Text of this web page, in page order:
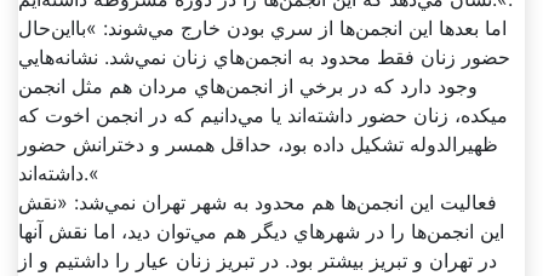
اما بعد‌ها اين انجمن‌ها از سري بودن خارج مي‌شوند: »بااين‌حال
حضور زنان فقط محدود به انجمن‌هاي زنان نمي‌شد. نشانه‌هايي
وجود دارد که در برخي از انجمن‌هاي مردان هم مثل انجمن
ميکده، زنان حضور داشته‌اند يا مي‌دانيم که در انجمن اخوت که
ظهيرالدوله تشکيل داده بود، حداقل همسر و دخترانش حضور
داشته‌اند.«
فعاليت اين انجمن‌ها هم محدود به شهر تهران نمي‌شد: «نقش
اين انجمن‌ها را در شهر‌هاي ديگر هم مي‌توان ديد، اما نقش آنها
در تهران و تبريز بيشتر بود. در تبريز زنان عيار را داشتيم و از